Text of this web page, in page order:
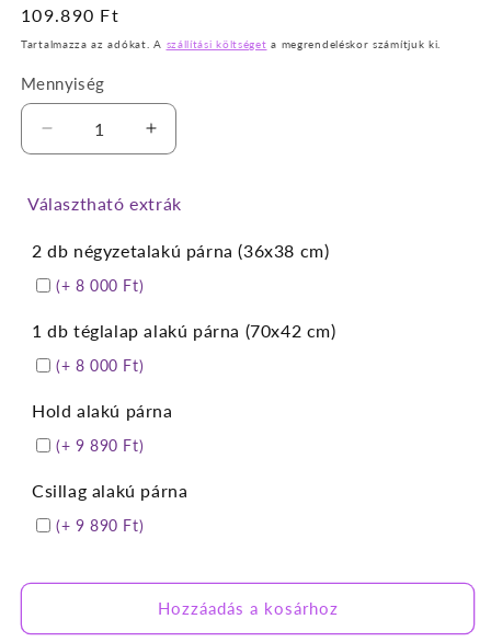
Normál
ár
109.890 Ft
Tartalmazza az adókat. A szállítási költséget a megrendeléskor számítjuk ki.
Mennyiség
Leonel
szürkés
fotelágy
csökkentése
Leonel
szürkés
fotelágy
növelése
Választható extrák
2 db négyzetalakú párna (36x38 cm)
(+ 8 000 Ft)
1 db téglalap alakú párna (70x42 cm)
(+ 8 000 Ft)
Hold alakú párna
(+ 9 890 Ft)
Csillag alakú párna
(+ 9 890 Ft)
Hozzáadás a kosárhoz